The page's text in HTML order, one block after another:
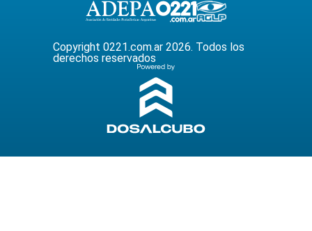
Copyright 0221.com.ar 2026. Todos los
derechos reservados